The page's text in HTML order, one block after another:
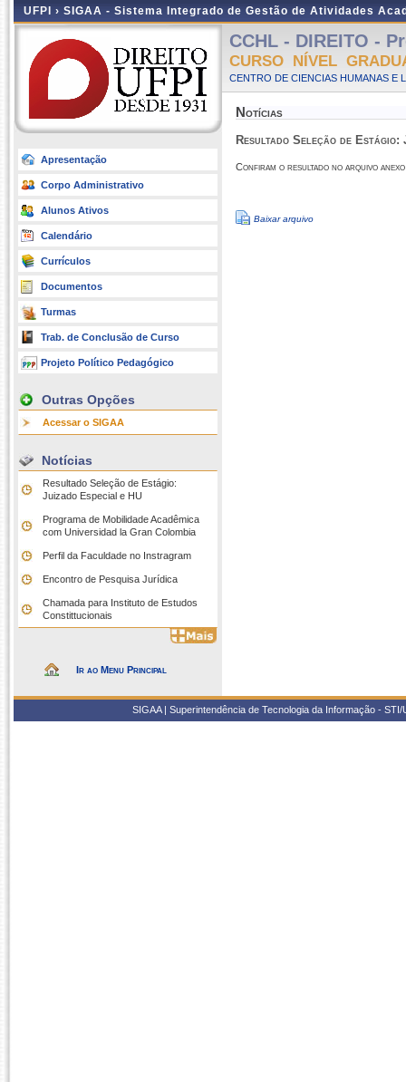
UFPI › SIGAA - Sistema Integrado de Gestão de Atividades
Apresentação
Corpo Administrativo
Alunos Ativos
Calendário
Currículos
Documentos
Turmas
Trab. de Conclusão de Curso
Projeto Político Pedagógico
Outras Opções
Acessar o SIGAA
Notícias
Resultado Seleção de Estágio:
Juizado Especial e HU
Programa de Mobilidade Acadêmica
com Universidad la Gran Colombia
Perfil da Faculdade no Instragram
Encontro de Pesquisa Jurídica
Chamada para Instituto de Estudos
Constittucionais
Ir ao Menu Principal
CCHL - DIREITO -
CURSO NÍVEL
CENTRO DE CIENCIAS HUMANAS E
Notícias
Resultado Seleção de Estágio:
Confiram o resultado no arquivo
Baixar arquivo
SIGAA | Superintendência de Tecnologia da Informação -